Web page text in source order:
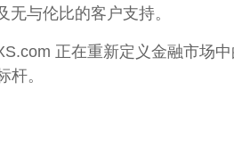
与伦比的客户支持。
正在重新定义金融市场
。